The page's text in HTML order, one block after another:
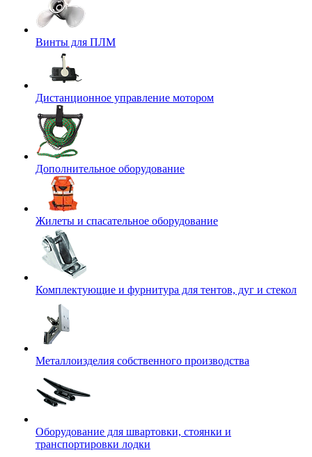
Винты для ПЛМ
Дистанционное управление мотором
Дополнительное оборудование
Жилеты и спасательное оборудование
Комплектующие и фурнитура для тентов, дуг и стекол
Металлоизделия собственного производства
Оборудование для швартовки, стоянки и
транспортировки лодки